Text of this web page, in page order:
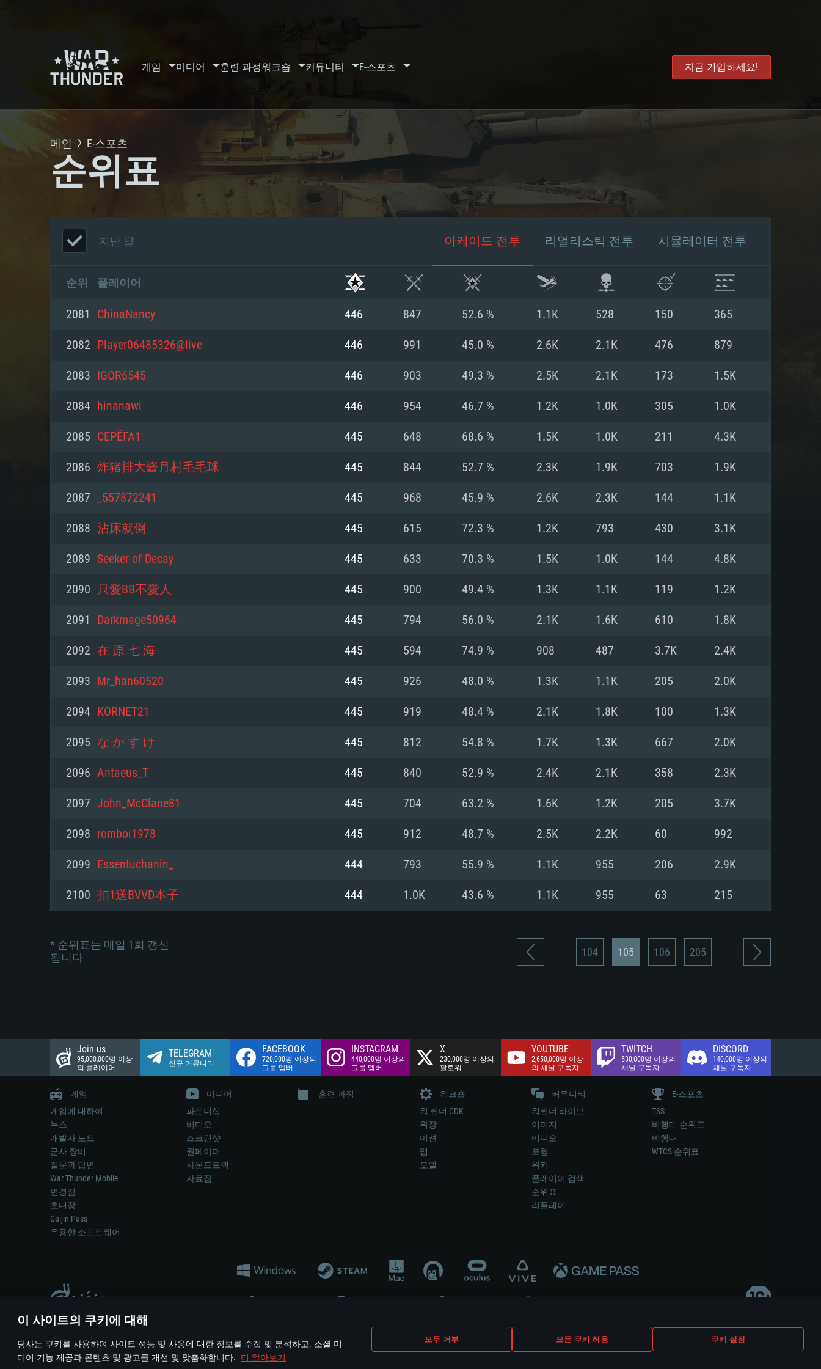
이 사이트의 쿠키에 대해
당사는 쿠키를 사용하여 사이트 성능 및 사용에 대한 정보를 수집 및 분석하고, 소셜 미
디어 기능 제공과 콘텐츠 및 광고를 개선 및 맞춤화합니다. 더 알아보기
모두 거부 모든 쿠키 허용 쿠키 설정
게임 미디어 훈련 과정워크숍 커뮤니티 E-스포츠 지금 가입하세요!
시스템 요구사항
PC MAC Linux
최소사양
운영체제: Windows 10 (64 bit)
프로세서: 2.2 GHz 듀얼코어 이상
메모리: 4GB
그래픽 카드: DirectX 11 이상을 지원하는 AMD
해상도: 720p
네트워크: 브로드밴드 인터넷
여유 저장 공간: 22.1 GB (최소 클라이언트)
권장 사양
운영체제: Windows 10/11 (64 bit)
프로세서: Intel Core i5 또는 Ryzen 5 3600 이상
메모리: 16 GB 이상
그래픽 카드: DirectX 11 이상을 지원하는 Nvidia
최소사양
운영체제: Mac OS Big Sur 11.0
프로세서: 최소 2.2 GHz의 Core i5 (Intel Xeon 은 지
(Mac), 혹은 이와 비슷한 성능을 가지는 Mac 버전
의 AMD/Nvidia. 최소 해상도: 720p
네트워크: 브로드밴드 인터넷
여유 저장 공간: 22.1 GB (최소 클라이언트)
권장 사양
운영체제: Mac OS Big Sur 11.0
프로세서: Core i7 (Intel Xeon 은 지원하지 않습니
상
네트워크: 브로드밴드 인터넷
여유 저장 공간: 62.2 GB (전체 클라이언트)
최소사양
운영체제: 64bit Linux 중 최신 버전
프로세서: 2.4 GHz 듀얼코어
메모리: 4 GB
그래픽 카드: Vulkan 을 지원하고, 최신 그래픽 드라
와 동급의 성능을 가지며 최신 그래픽 드라이버를
지원하는 AMD (6개월 미만; 최소사양 지원 해상도
권장 사양
운영체제: Ubuntu 20.04 64bit
프로세서: Intel Core i7
메모리: 16 GB
그래픽 카드: Vulkan 을 지원하고, 최신 그래픽 드라
와 동급의 성능을 가지며 최신 그래픽 드라이버를
지원하는 AMD RX 570 (6개월 미만; 최소사양 지원
메인 E-스포츠
순위표
지난 달 아케이드 전투 리얼리스틱 전투 시뮬레이터 전투
순위 플레이어
2081 ChinaNancy 446 847 52.6 % 1.1K 528 150 365
2082 Player06485326@live 446 991 45.0 % 2.6K 2.1K 476 879
2083 IGOR6545 446 903 49.3 % 2.5K 2.1K 173 1.5K
2084 hinanawi 446 954 46.7 % 1.2K 1.0K 305 1.0K
2085 СЕРЁГА1 445 648 68.6 % 1.5K 1.0K 211 4.3K
2086 炸猪排大酱月村毛毛球 445 844 52.7 % 2.3K 1.9K 703 1.9K
2087 _557872241 445 968 45.9 % 2.6K 2.3K 144 1.1K
2088 沾床就倒 445 615 72.3 % 1.2K 793 430 3.1K
2089 Seeker of Decay 445 633 70.3 % 1.5K 1.0K 144 4.8K
2090 只愛BB不愛人 445 900 49.4 % 1.3K 1.1K 119 1.2K
2091 Darkmage50964 445 794 56.0 % 2.1K 1.6K 610 1.8K
2092 在 原 七 海 445 594 74.9 % 908 487 3.7K 2.4K
2093 Mr_han60520 445 926 48.0 % 1.3K 1.1K 205 2.0K
2094 KORNET21 445 919 48.4 % 2.1K 1.8K 100 1.3K
2095 な か す け 445 812 54.8 % 1.7K 1.3K 667 2.0K
2096 Antaeus_T 445 840 52.9 % 2.4K 2.1K 358 2.3K
2097 John_McClane81 445 704 63.2 % 1.6K 1.2K 205 3.7K
2098 romboi1978 445 912 48.7 % 2.5K 2.2K 60 992
2099 Essentuchanin_ 444 793 55.9 % 1.1K 955 206 2.9K
2100 扣1送BVVD本子 444 1.0K 43.6 % 1.1K 955 63 215
* 순위표는 매일 1회 갱신
됩니다
104 105 106 205
Join us
95,000,000명 이상
의 플레이어
TELEGRAM
신규 커뮤니티
FACEBOOK
720,000명 이상의
그룹 멤버
INSTAGRAM
440,000명 이상의
그룹 멤버
X
230,000명 이상의
팔로워
YOUTUBE
2,650,000명 이상
의 채널 구독자
TWITCH
530,000명 이상의
채널 구독자
DISCORD
140,000명 이상의
채널 구독자
게임
게임에 대하여
뉴스
개발자 노트
군사 장비
질문과 답변
War Thunder Mobile
변경점
초대장
Gaijin Pass
유용한 소프트웨어
미디어
파트너십
비디오
스크린샷
월페이퍼
사운드트랙
자료집
훈련 과정
워크숍
워 썬더 CDK
위장
미션
맵
모델
커뮤니티
워썬더 라이브
이미지
비디오
포럼
위키
플레이어 검색
순위표
리플레이
E-스포츠
TSS
비행대 순위표
비행대
WTCS 순위표
게임 에서 어떠한 현실의 무기나 차량을 묘사하는 것은 무기 개발 업체나 장비 제조 업체가 게임 개발 후원 또는 홍보에 참여하지 않습니다..
© 2011—2026 Gaijin Games Kft. All trademarks, logos and brand names are the property of their respective owners.
이용 약관 이용 약관